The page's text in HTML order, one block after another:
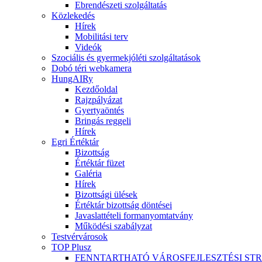
Ebrendészeti szolgáltatás
Közlekedés
Hírek
Mobilitási terv
Videók
Szociális és gyermekjóléti szolgáltatások
Dobó téri webkamera
HungAIRy
Kezdőoldal
Rajzpályázat
Gyertyaöntés
Bringás reggeli
Hírek
Egri Értéktár
Bizottság
Értéktár füzet
Galéria
Hírek
Bizottsági ülések
Értéktár bizottság döntései
Javaslattételi formanyomtatvány
Működési szabályzat
Testvérvárosok
TOP Plusz
FENNTARTHATÓ VÁROSFEJLESZTÉSI